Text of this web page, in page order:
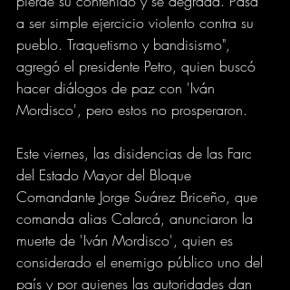
a ser simple ejercicio violento contra su
pueblo. Traquetismo y bandisismo",
agregó el presidente Petro, quien buscó
hacer diálogos de paz con 'Iván
Mordisco', pero estos no prosperaron.
Este viernes, las disidencias de las Farc
del Estado Mayor del Bloque
Comandante Jorge Suárez Briceño, que
comanda alias Calarcá, anunciaron la
muerte de 'Iván Mordisco', quien es
considerado el enemigo público uno del
país y por quienes las autoridades dan